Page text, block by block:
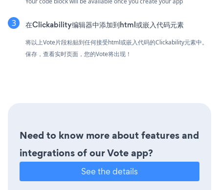
在Clickability编辑器中添加到html或嵌入代码元素
将以上Vote片段粘贴到任何接受html或嵌入代码的Clickability元素中。
保存，查看实时页面，您的Vote将出现！
Need to know more about features and
integrations of our Vote app?
See the details